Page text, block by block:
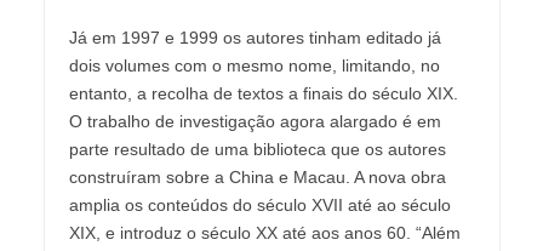
Já em 1997 e 1999 os autores tinham editado já
dois volumes com o mesmo nome, limitando, no
entanto, a recolha de textos a finais do século XIX.
O trabalho de investigação agora alargado é em
parte resultado de uma biblioteca que os autores
construíram sobre a China e Macau. A nova obra
amplia os conteúdos do século XVII até ao século
XIX, e introduz o século XX até aos anos 60. “Além